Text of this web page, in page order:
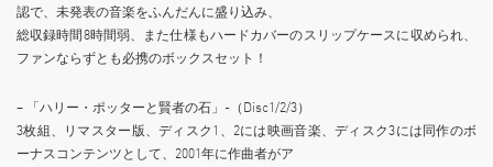
認で、未発表の音楽をふんだんに盛り込み、
総収録時間8時間弱、また仕様もハードカバーのスリップケースに収められ、
ファンならずとも必携のボックスセット！
– 「ハリー・ポッターと賢者の石」-（Disc1/2/3）
3枚組、リマスター版、ディスク1、2には映画音楽、ディスク3には同作のボ
ーナスコンテンツとして、2001年に作曲者がア